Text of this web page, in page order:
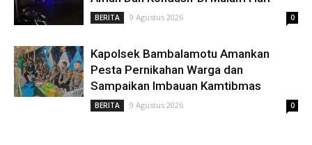
BERITA 9 Agustus 2026 0
Kapolsek Bambalamotu Amankan
Pesta Pernikahan Warga dan
Sampaikan Imbauan Kamtibmas
BERITA 9 Agustus 2026 0